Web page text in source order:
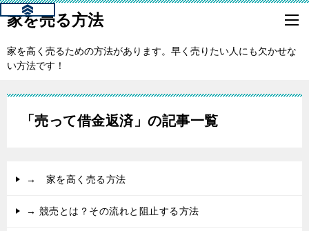
家を売る方法
家を高く売るための方法があります。早く売りたい人にも欠かせな
い方法です！
「売って借金返済」の記事一覧
→ 家を高く売る方法
→ 競売とは？その流れと阻止する方法